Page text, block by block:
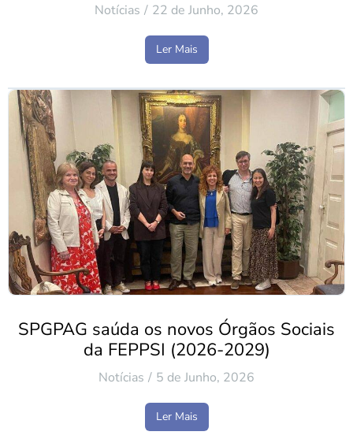
Notícias 22 de Junho, 2026
Ler Mais
SPGPAG saúda os novos Órgãos Sociais
da FEPPSI (2026-2029)
Notícias 5 de Junho, 2026
Ler Mais